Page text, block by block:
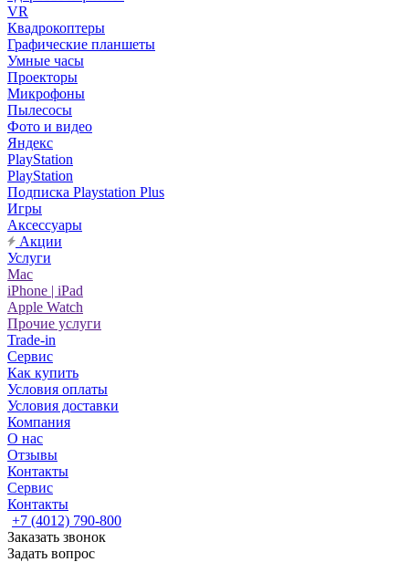
VR
Квадрокоптеры
Графические планшеты
Умные часы
Проекторы
Микрофоны
Пылесосы
Фото и видео
Яндекс
PlayStation
PlayStation
Подписка Playstation Plus
Игры
Аксессуары
Акции
Услуги
Mac
iPhone | iPad
Apple Watch
Прочие услуги
Trade-in
Сервис
Как купить
Условия оплаты
Условия доставки
Компания
О нас
Отзывы
Контакты
Сервис
Контакты
+7 (4012) 790-800
Заказать звонок
Задать вопрос